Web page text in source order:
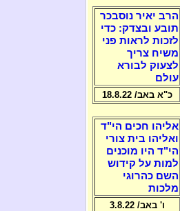
הרב יאיר נוסבכר
תובע ובצדק: כדי
לזכות לראות פני
משיח צריך
לצעוק לבורא
עולם
כ"א באב/ 18.8.22
אליהו חכים הי"ד
ואליהו בית צורי
הי"ד היו מוכנים
למות על קידוש
השם כהרוגי
מלכות
ו' באב/ 3.8.22